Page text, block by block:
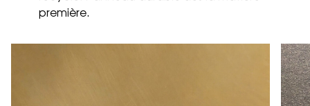
première.